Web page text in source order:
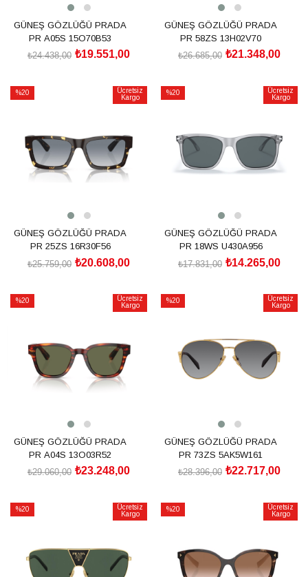
GÜNEŞ GÖZLÜĞÜ PRADA
PR A05S 15O70B53
₺19.551,00
₺24.438,00
GÜNEŞ GÖZLÜĞÜ PRADA
PR 58ZS 13H02V70
₺21.348,00
₺26.685,00
%20
Ücretsiz
Kargo
GÜNEŞ GÖZLÜĞÜ PRADA
PR 25ZS 16R30F56
₺20.608,00
₺25.759,00
%20
Ücretsiz
Kargo
GÜNEŞ GÖZLÜĞÜ PRADA
PR 18WS U430A956
₺14.265,00
₺17.831,00
%20
Ücretsiz
Kargo
GÜNEŞ GÖZLÜĞÜ PRADA
PR A04S 13O03R52
₺23.248,00
₺29.060,00
%20
Ücretsiz
Kargo
GÜNEŞ GÖZLÜĞÜ PRADA
PR 73ZS 5AK5W161
₺22.717,00
₺28.396,00
%20
Ücretsiz
Kargo
%20
Ücretsiz
Kargo